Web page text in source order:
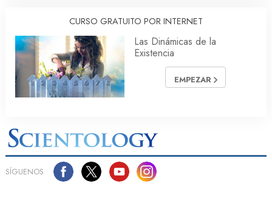
CURSO GRATUITO POR INTERNET
Las Dinámicas de la
Existencia
EMPEZAR
SÍGUENOS